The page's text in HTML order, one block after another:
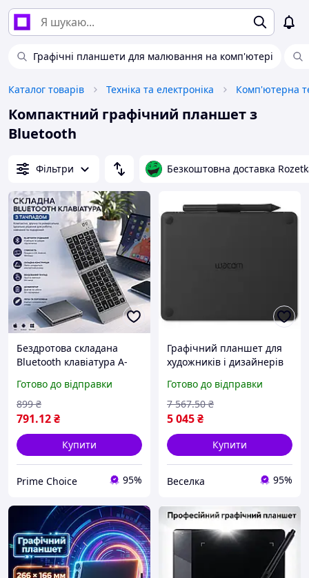
Графічні планшети для малювання на комп'ютері
Каталог товарів Техніка та електроніка Комп'ютерна
Компактний графічний планшет з
Bluetooth
Фільтри Безкоштовна доставка
Бездротова складана
Bluetooth клавіатура A-
iPad, Android, Windows,
iOS, планшета,
смартфона, сіра
Готово до відправки
791.12₴
899 ₴
Купити
Prime Choice 95%
Графічний планшет для
художників і дизайнерів
чутливістю до натиску.
FLAME
Готово до відправки
5 045₴
7 567.50 ₴
Купити
Веселка 95%